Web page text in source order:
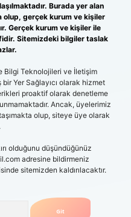
Burada yer alan
olup, gerçek kurum ve kişiler
Gerçek kurum ve kişiler ile
Sitemizdeki bilgiler taslak
Bilgi Teknolojileri ve İletişim
Yer Sağlayıcı olarak hizmet
proaktif olarak denetleme
Ancak, üyelerimiz
olup, siteye üye olarak
olduğunu düşündüğünüz
adresine bildirmeniz
sitemizden kaldırılacaktır.